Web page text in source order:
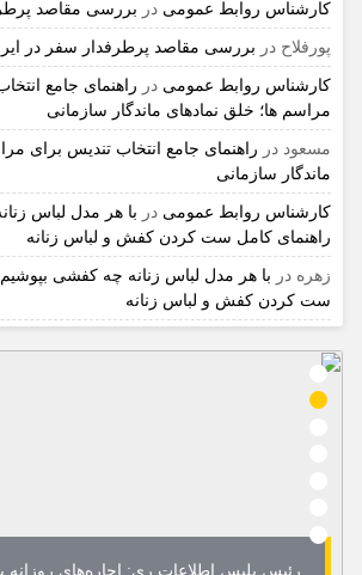
کارشناس روابط عمومی در بررسی مقاصد
پورفلاح در بررسی مقاصد پرطرفدار سفر در
کارشناس روابط عمومی در راهنمای جامع
مراسم ها؛ خلق نمادهای ماندگار سازمانی
مسعود در راهنمای جامع انتخاب تندیس برای
ماندگار سازمانی
کارشناس روابط عمومی در با هر مدل لباس
راهنمای کامل ست کردن کفش و لباس زنانه
زهره در با هر مدل لباس زنانه چه کفشی
ست کردن کفش و لباس زنانه